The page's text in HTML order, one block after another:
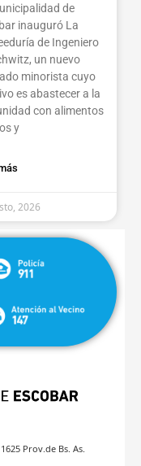
de
inauguró La
de Ingeniero
un nuevo
minorista cuyo
es abastecer a la
con alimentos
y
2026
Prov.de Bs. As.